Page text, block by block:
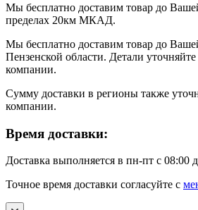
Мы бесплатно доставим товар до
пределах 20км МКАД.
Мы бесплатно доставим товар до
Пензенской области. Детали
компании.
Сумму доставки в регионы также
компании.
Время доставки:
Доставка выполняется в пн-пт с 08:00
Точное время доставки согласуйте с